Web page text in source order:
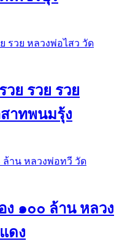
ย รวย รวย
าทพนมรุ้ง
ง ๑๐๐ ล้าน หลวง
ดง